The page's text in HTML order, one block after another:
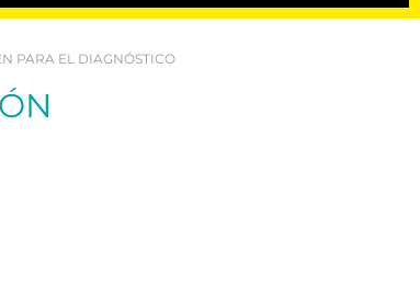
PARA EL DIAGNÓSTICO